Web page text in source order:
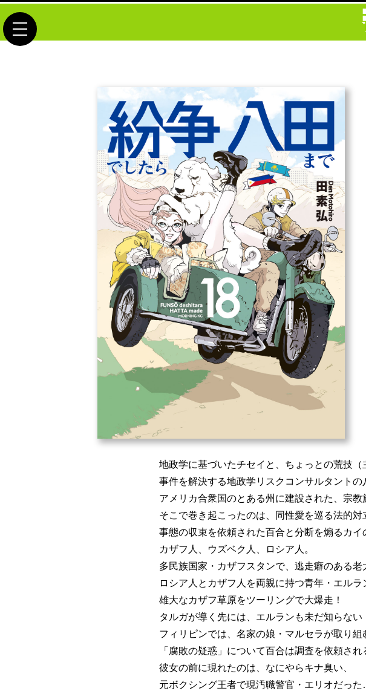
toggle navigation
地政学に基づいたチセイと、ちょっとの荒技
事件を解決する地政学リスクコンサルタントの
アメリカ合衆国のとある州に建設された、宗教
そこで巻き起こったのは、同性愛を巡る法的対
事態の収束を依頼された百合と分断を煽るカ
カザフ人、ウズベク人、ロシア人。
多民族国家・カザフスタンで、逃走癖のある老
ロシア人とカザフ人を両親に持つ青年・エルラ
雄大なカザフ草原をツーリングで大爆走！
タルガが導く先には、エルランも未だ知らない
フィリピンでは、名家の娘・マルセラが取り
「腐敗の疑惑」について百合は調査を依頼され
彼女の前に現れたのは、なにやらキナ臭い、
元ボクシング王者で現汚職警官・エリオだった